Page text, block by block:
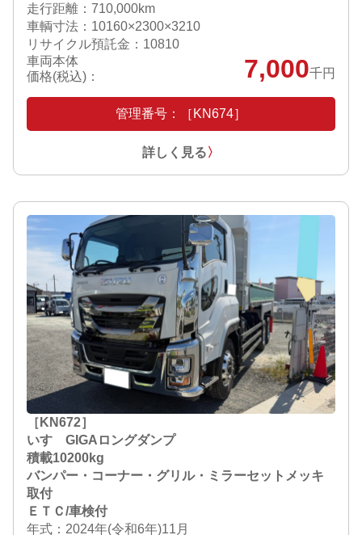
走行距離：710,000km
車輌寸法：10160×2300×3210
リサイクル預託金：10810
車両本体
価格(税込)：
7,000千円
管理番号：［KN674］
詳しく見る〉
［KN672］
いすゞGIGAロングダンプ
積載10200kg
バンパー・コーナー・グリル・ミラーセットメッキ
取付
ＥＴＣ/車検付
年式：2024年(令和6年)11月